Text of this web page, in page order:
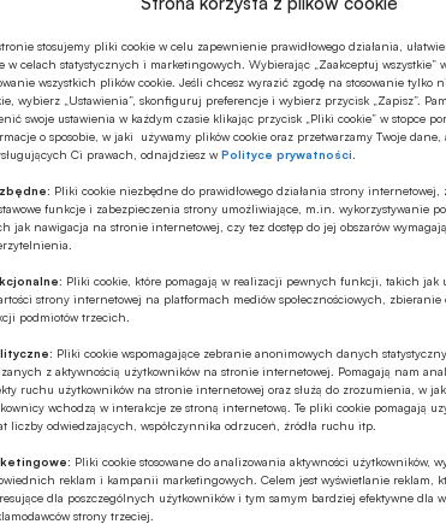
stosujemy pliki cookie w celu zapewnienie prawidłowego działania,
w celach statystycznych i marketingowych. Wybierając „Zaakceptuj wszystkie”
wszystkich plików cookie. Jeśli chcesz wyrazić zgodę na stosowanie tylko
wybierz „Ustawienia”, skonfiguruj preferencje i wybierz przycisk „Zapisz”.
swoje ustawienia w każdym czasie klikając przycisk „Pliki cookie” w stopce
o sposobie, w jaki używamy plików cookie oraz przetwarzamy Twoje dane,
Ci prawach, odnajdziesz wPolityce prywatności
Pliki cookie niezbędne do prawidłowego działania strony internetowej,
funkcje i zabezpieczenia strony umożliwiające, m.in. wykorzystywanie
jak nawigacja na stronie internetowej, czy tez dostęp do jej obszarów
Pliki cookie, które pomagają w realizacji pewnych funkcji, takich jak
strony internetowej na platformach mediów społecznościowych,
podmiotów trzecich.
Pliki cookie wspomagające zebranie anonimowych danych
z aktywnością użytkowników na stronie internetowej. Pomagają nam
ruchu użytkowników na stronie internetowej oraz służą do zrozumienia, w
wchodzą w interakcje ze stroną internetową. Te pliki cookie pomagają
liczby odwiedzających, współczynnika odrzuceń, źródła ruchu itp.
Pliki cookie stosowane do analizowania aktywności użytkowników,
reklam i kampanii marketingowych. Celem jest wyświetlanie reklam,
dla poszczególnych użytkowników i tym samym bardziej efektywne dla
strony trzeciej.